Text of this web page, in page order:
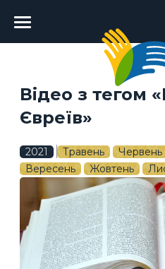
Головне
меню
Відео з тегом
Євреїв»
2021 Травень Червень
Вересень
Жовтень